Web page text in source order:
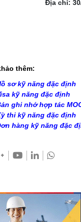
Địa chỉ:
thêm:
sơ kỹ năng đặc định
kỹ năng đặc định
ghi nhớ hợp tác
thi kỹ năng đặc định
hàng kỹ năng đặc